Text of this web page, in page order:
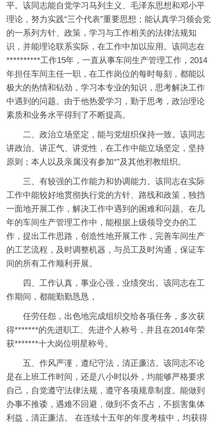
平。该同志能自觉学习马列主义、毛泽东思想和邓小平
理论，努力实践“三个代表”重要思想；能认真学习领会党
的一系列方针、政策，学习与工作相关的法律法规知
识，并能理论联系实际，在工作中加以应用。该同志在
**********工作15年，一直从事车间生产管理工作，2014
年担任车间主任一职，在工作岗位的每时每刻，都能以
极大的热情和钻劲，学习本专业的知识，思考解决工作
中遇到的问题。由于他热爱学习，勤于思考，政治理论
素质和业务水平得到了不断提高。
二、政治立场坚定，能与党组织保持一致。该同志
讲政治、讲正气、讲党性，在工作中能立场坚定，坚持
原则；本人以及亲属没有参加“”及其他邪教组织。
三、有较强的工作能力和协调能力。该同志在实际
工作中能较好地贯彻执行党的方针、路线和政策，独挡
一面地开展工作，解决工作中遇到的困难和问题。在几
年的车间生产管理工作中，能根据上级领导交办的工
作，提出工作思路，创造性地开展工作，完善车间生产
的工艺流程，及时调整机器，与员工及时沟通，保证车
间的所有工作顺利开展。
四、工作认真，事业心强，业绩突出。该同志在工
作期间，都能勤勤恳恳，
任劳任怨，出色地完成组织交给各项任务，多次获
得*******的先进职工、先进个人称号，并且在2014年荣
获*******十大岗位明星称号。
五、作风严谨，遵纪守法，清正廉洁。该同志不论
是在上班工作时间，还是八小时以外，均能够严格要求
自己，自觉遵守法律法规，遵守各项规章制度。能做到
办事不推诿，遇难不回避，做到不贪不占，不损害集体
利益，清正廉洁。 在连续十五年的年度考核中，均获得